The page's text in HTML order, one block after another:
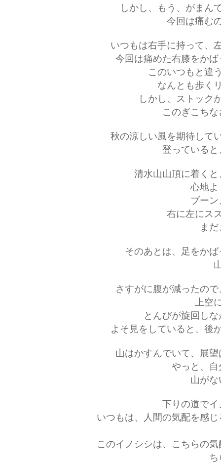
しかし、もう、がまん
今回は痛む
いつもは右手に持って、
今回は痛めた右膝をか
このいつもと違
なんとも歩く
しかし、ストック
このぎこち
秋の涼しい風を期待して
登っている
清水山山頂に着く
心地よ
ブー
右に左にス
ま
そのあとは、足をか
さすがに腹が減ったの
上空
とんびが旋回し
よそ見をしていると、後
山はかすんでいて、展
やっと、
山が
下りの道で
いつもは、人間の気配を感
このイノシシは、こちらの
ち